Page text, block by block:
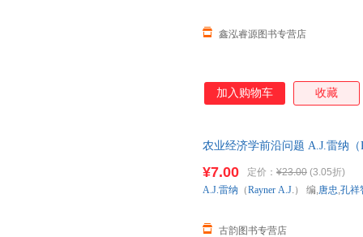
鑫泓睿源图书专营店
加入购物车 收藏
农业经济学前沿问题 A.J.雷纳
¥7.00 定价： ¥23.00 (3.05折)
古韵图书专营店
A.J.雷纳 （Rayner A.J.） 编,唐忠,孔祥